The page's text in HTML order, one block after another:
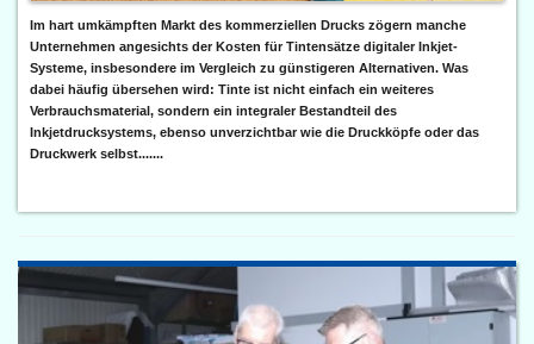
Im hart umkämpften Markt des kommerziellen Drucks zögern manche
Unternehmen angesichts der Kosten für Tintensätze digitaler Inkjet-
Systeme, insbesondere im Vergleich zu günstigeren Alternativen. Was
dabei häufig übersehen wird: Tinte ist nicht einfach ein weiteres
Verbrauchsmaterial, sondern ein integraler Bestandteil des
Inkjetdrucksystems, ebenso unverzichtbar wie die Druckköpfe oder das
Druckwerk selbst.......